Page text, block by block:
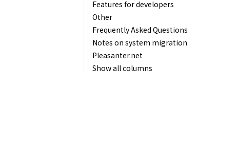
Features for developers
Other
Frequently Asked Questions
Notes on system migration
Pleasanter.net
Show all columns